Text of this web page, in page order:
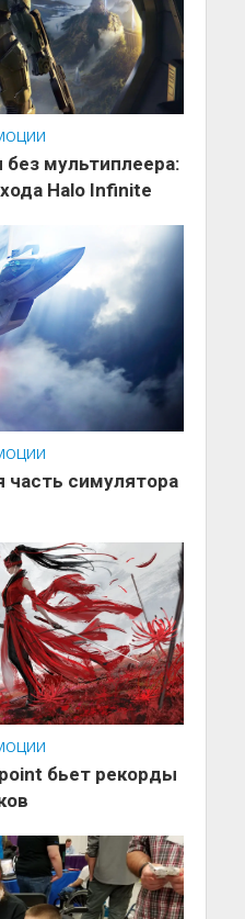
мультиплеера:
Halo Infinite
часть симулятора
бьет рекорды